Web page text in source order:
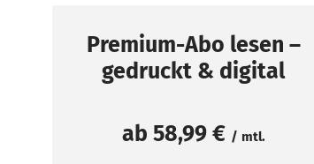
Premium-Abo lesen –
gedruckt & digital
ab 58,99 € / mtl.